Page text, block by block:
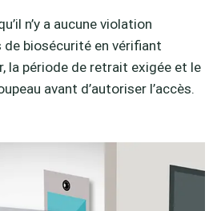
n’y a aucune violation
biosécurité en vérifiant
la période de retrait exigée et le
avant d’autoriser l’accès.